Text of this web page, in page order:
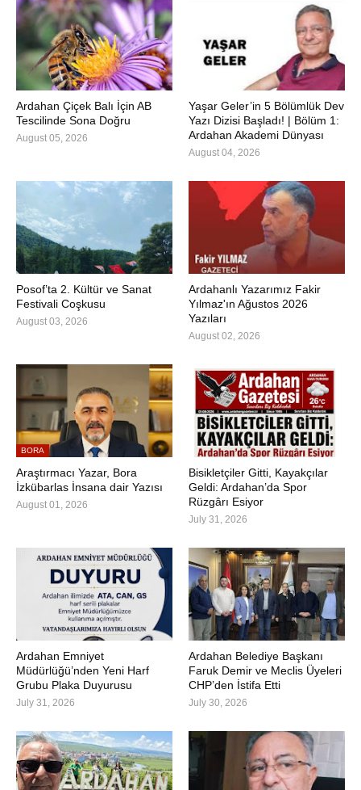
Ardahan Çiçek Balı İçin AB
Tescilinde Sona Doğru
August 05, 2026
Yaşar Geler’in 5 Bölümlük Dev
Yazı Dizisi Başladı! | Bölüm 1:
Ardahan Akademi Dünyası
August 04, 2026
Posof’ta 2. Kültür ve Sanat
Festivali Coşkusu
August 03, 2026
Ardahanlı Yazarımız Fakir
Yılmaz'ın Ağustos 2026
Yazıları
August 02, 2026
BORA
Araştırmacı Yazar, Bora
İzkübarlas İnsana dair Yazısı
August 01, 2026
Bisikletçiler Gitti, Kayakçılar
Geldi: Ardahan’da Spor
Rüzgârı Esiyor
July 31, 2026
Ardahan Emniyet
Müdürlüğü’nden Yeni Harf
Grubu Plaka Duyurusu
July 31, 2026
Ardahan Belediye Başkanı
Faruk Demir ve Meclis Üyeleri
CHP’den İstifa Etti
July 30, 2026